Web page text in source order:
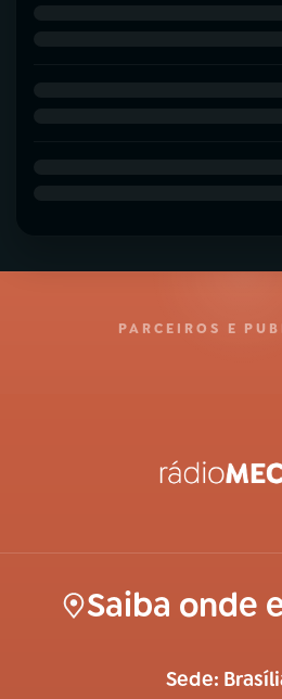
PARCEIROS E
Saiba onde
Sede: